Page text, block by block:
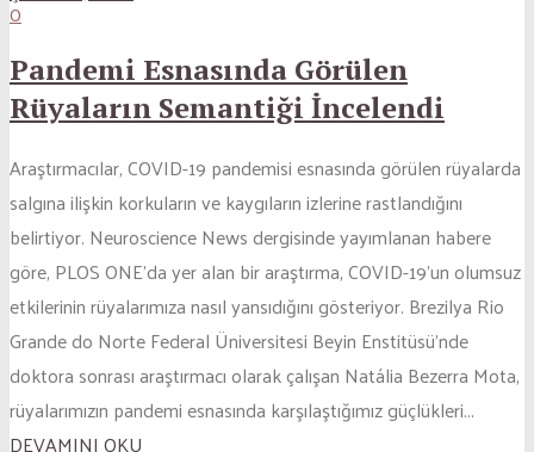
0
Pandemi Esnasında Görülen
Rüyaların Semantiği İncelendi
Araştırmacılar, COVID-19 pandemisi esnasında görülen rüyalarda
salgına ilişkin korkuların ve kaygıların izlerine rastlandığını
belirtiyor. Neuroscience News dergisinde yayımlanan habere
göre, PLOS ONE’da yer alan bir araştırma, COVID-19’un olumsuz
etkilerinin rüyalarımıza nasıl yansıdığını gösteriyor. Brezilya Rio
Grande do Norte Federal Üniversitesi Beyin Enstitüsü’nde
doktora sonrası araştırmacı olarak çalışan Natália Bezerra Mota,
rüyalarımızın pandemi esnasında karşılaştığımız güçlükleri...
DEVAMINI OKU